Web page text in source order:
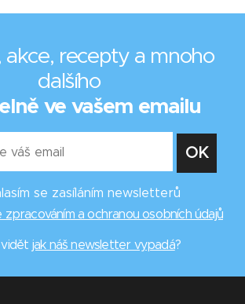
akce, recepty a mnoho
dalšího
ve vašem emailu
se zasíláním newsletterů
zpracováním a ochranou osobních údajů
jak náš newsletter vypadá?